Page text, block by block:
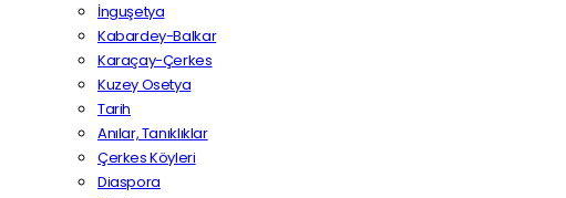
İnguşetya
Kabardey-Balkar
Karaçay-Çerkes
Kuzey Osetya
Tarih
Anılar, Tanıklıklar
Çerkes Köyleri
Diaspora